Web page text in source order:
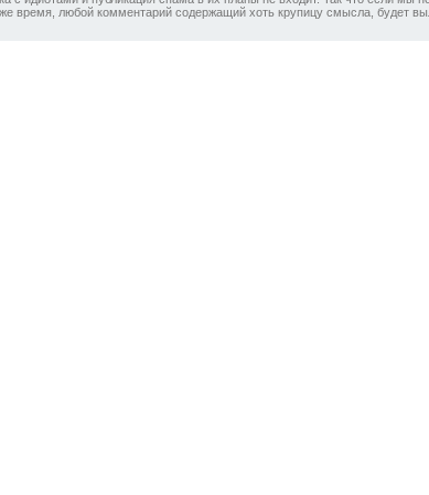
время, любой комментарий содержащий хоть крупицу смысла, будет